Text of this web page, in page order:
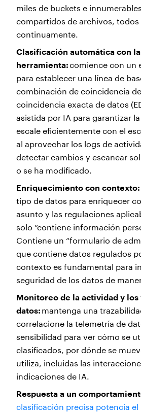
miles de buckets e
compartidos de archivos,
continuamente.
Clasificación automática con
herramienta:comience con un
para establecer una línea de
combinación de coincidencia
coincidencia exacta de datos
asistida por IA para garantizar
escale eficientemente con el
al aprovechar los logs de
detectar cambios y escanear
o se ha modificado.
Enriquecimiento con contexto:
tipo de datos para enriquecer
asunto y las regulaciones
solo “contiene información
Contiene un “formulario de
que contiene datos regulados
contexto es fundamental para
seguridad de los datos de
Monitoreo de la actividad y los
datos: mantenga una
correlacione la telemetría de
sensibilidad para ver cómo se
clasificados, por dónde se
utiliza, incluidas las
indicaciones de IA.
Respuesta a un
clasificación precisa potencia el